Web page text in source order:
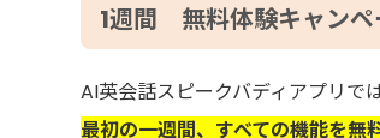
1週間 無料体験キャンペ
AI英会話スピークバディアプリでは
最初の一週間、すべての機能を無